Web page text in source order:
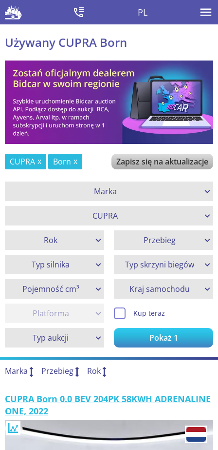
PL
Używany CUPRA Born
CUPRA Born Zapisz się na aktualizacje
Marka
CUPRA
Rok Przebieg
Typ silnika Typ skrzyni biegów
Pojemność cm³ Kraj samochodu
Platforma Kup teraz
Typ aukcji Pokaż1
Marka Przebieg Rok
CUPRA Born 0.0 BEV 204PK 58KWH ADRENALINE
ONE, 2022